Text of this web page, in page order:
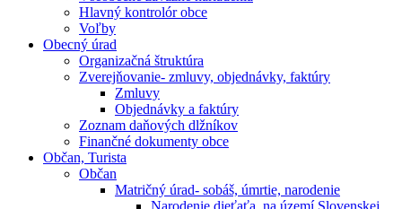
Hlavný kontrolór obce
Voľby
Obecný úrad
Organizačná štruktúra
Zverejňovanie- zmluvy, objednávky, faktúry
Zmluvy
Objednávky a faktúry
Zoznam daňových dlžníkov
Finančné dokumenty obce
Občan, Turista
Občan
Matričný úrad- sobáš, úmrtie, narodenie
Narodenie dieťaťa na území Slovenskej